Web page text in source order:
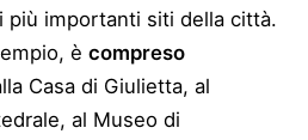
più importanti siti della città.
ècompreso
Casa di Giulietta, al
al Museo di